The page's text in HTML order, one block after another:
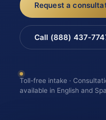
Request a
Call (888) 437-
Toll-free intake ·
available in English and